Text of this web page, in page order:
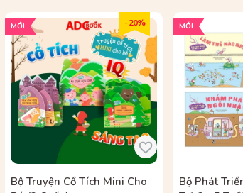
hoa hồng từ châu Phi có thể tới tận châu Âu
hai món quen thuộc trên khắp thế giới,
Nam nước Mỹ. Dòng hải lưu Gulf Stream
lướt dài mà không tốn sức. Lớp vecni dùng
sao chuối được hái khi còn xanh, dừa có
đổi nhỏ của con người cũng có thể làm
tây, lúa gạo, cà phê, ca cao… khám phá
chuyện về thực vật xâm lấn, sự mất cân
- 20%
MỚI
Bộ Truyện Cổ Tích Mini Cho
MỚI
Bộ Phát